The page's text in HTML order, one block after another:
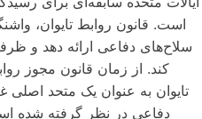
است. قانون روابط تایوان،
سلاح‌های دفاعی ارائه دهد و
تایوان به عنوان یک متحد اصلی
دفاعی در نظر گرفته شده